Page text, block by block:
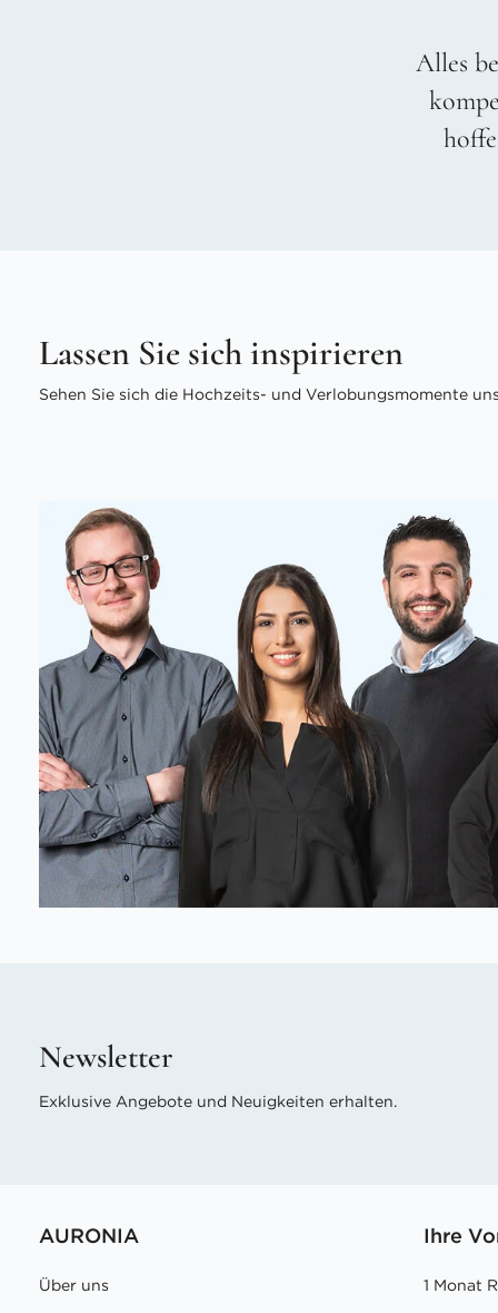
Alles
Lassen Sie sich inspirieren
Sehen Sie sich die Hochzeits- und Verlobungsmomente
Newsletter
Exklusive Angebote und Neuigkeiten erhalten.
AURONIA
Über uns
Ihre
1 Monat